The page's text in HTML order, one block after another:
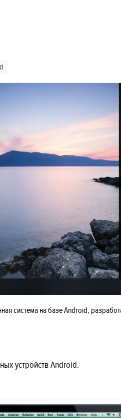
система на базе Android,
устройств Android.